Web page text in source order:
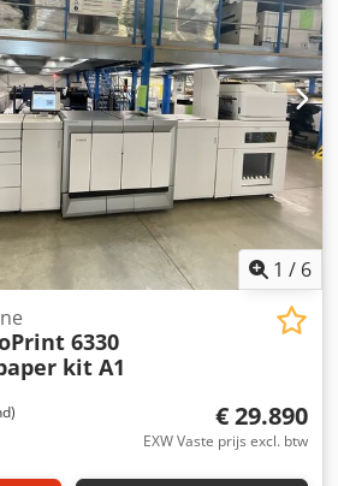
mm Maximaal toelaatbaar
hoogte van het werkstuk: 2200
1 Slag van de spindelkopt: 1200
de dwarsdrager: 2050 mm
70 kW Spindelsnelheid: 0 – 112
Aantal snelheden: 3
14 posities GEBRUIKTE MACHINE
Djdpfxeznl Sfe Ahqekr
1 / 6
6330
kit A1
€ 29.890
EXW Vaste prijs excl. btw